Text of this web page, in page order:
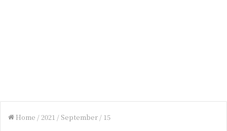
Home /2021 / September / 15